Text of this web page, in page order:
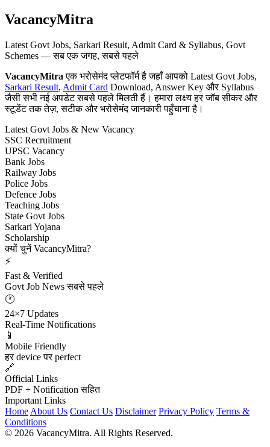
VacancyMitra
Latest Govt Jobs, Sarkari Result, Admit Card & Syllabus, Govt
Schemes — सब एक जगह, सबसे पहले
VacancyMitra एक भरोसेमंद प्लेटफॉर्म है जहाँ आपको Latest Govt Jobs,
Sarkari Result, Admit Card Download, Answer Key और Syllabus
जैसी सभी नई अपडेट सबसे पहले मिलती हैं। हमारा लक्ष्य हर जॉब सीकर और
स्टूडेंट तक तेज़, सटीक और भरोसेमंद जानकारी पहुँचाना है।
Latest Govt Jobs & New Vacancy
SSC Recruitment
UPSC Vacancy
Bank Jobs
Railway Jobs
Police Jobs
Defence Jobs
Teaching Jobs
State Govt Jobs
Sarkari Yojana
Scholarship
क्यों चुनें VacancyMitra?
⚡
Fast & Verified
Govt Job News सबसे पहले
🕐
24×7 Updates
Real-Time Notifications
📱
Mobile Friendly
हर device पर perfect
🔗
Official Links
PDF + Notification सहित
Important Links
Home About Us Contact Us Disclaimer Privacy Policy Terms &
Conditions
© 2026 VacancyMitra. All Rights Reserved.